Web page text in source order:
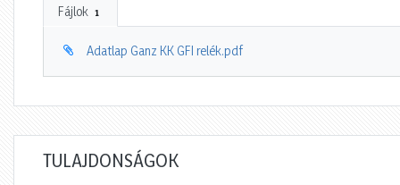
Fájlok 1
Adatlap Ganz KK GFI relék.pdf
TULAJDONSÁGOK